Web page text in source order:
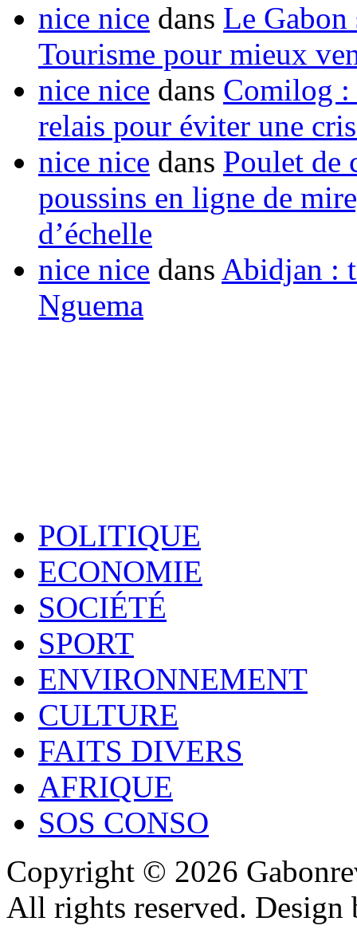
nice nice dans Le Gabon
Tourisme pour mieux
nice nice dans Comilog :
relais pour éviter une
nice nice dans Poulet de
poussins en ligne de
d’échelle
nice nice dans Abidjan :
Nguema
POLITIQUE
ECONOMIE
SOCIÉTÉ
SPORT
ENVIRONNEMENT
CULTURE
FAITS DIVERS
AFRIQUE
SOS CONSO
Copyright © 2026
All rights reserved.